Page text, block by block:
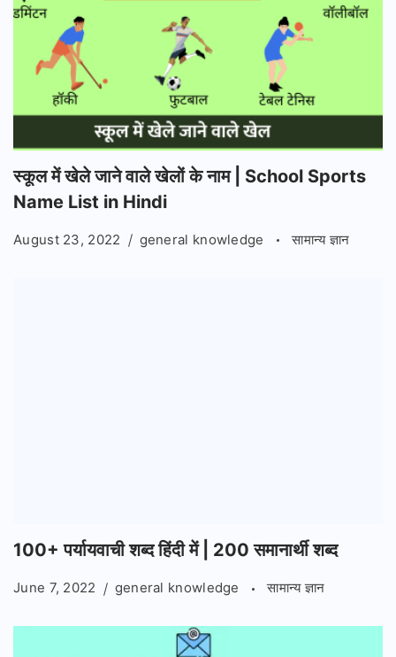
स्कूल में खेले जाने वाले खेलों के नाम | School Sports
Name List in Hindi
August 23, 2022 general knowledge सामान्य ज्ञान
100+ पर्यायवाची शब्द हिंदी में | 200 समानार्थी शब्द
June 7, 2022 general knowledge सामान्य ज्ञान